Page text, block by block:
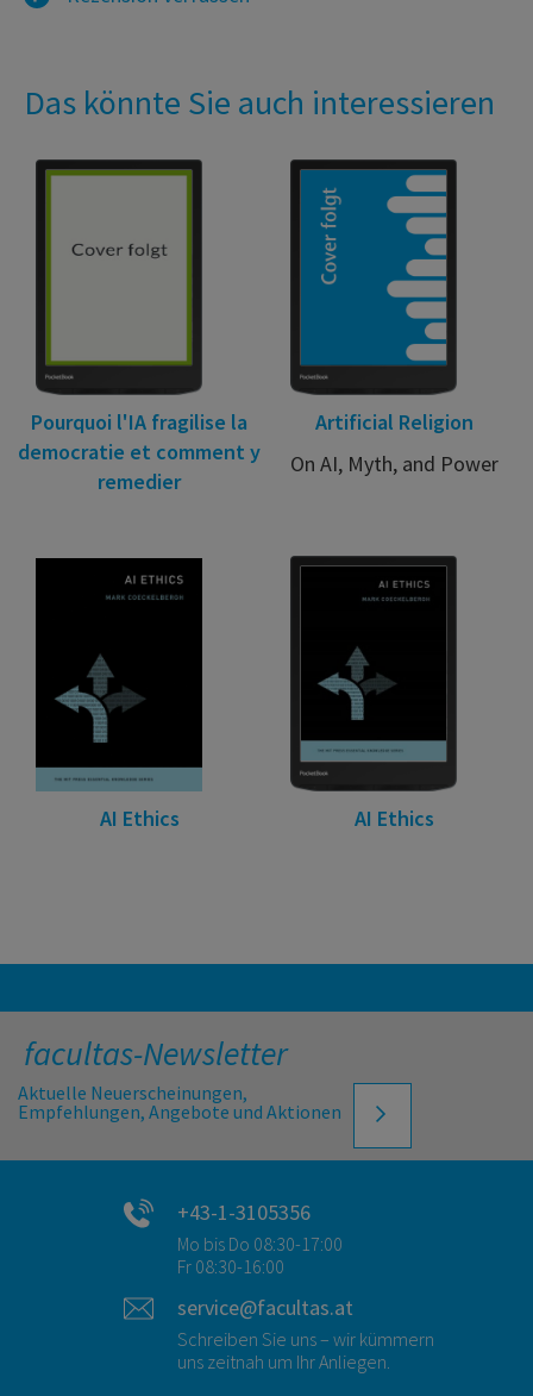
Das könnte Sie auch interessieren
Pourquoi l'IA fragilise la
democratie et comment y
remedier
Artificial Religion
On AI, Myth, and Power
AI Ethics AI Ethics
facultas-Newsletter
Aktuelle Neuerscheinungen,
Empfehlungen, Angebote und Aktionen
+43-1-3105356
Mo bis Do 08:30-17:00
Fr 08:30-16:00
service@facultas.at
Schreiben Sie uns – wir kümmern
uns zeitnah um Ihr Anliegen.